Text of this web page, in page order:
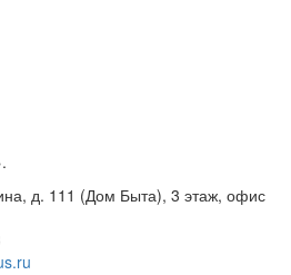
д. 111 (Дом Быта), 3 этаж, офис